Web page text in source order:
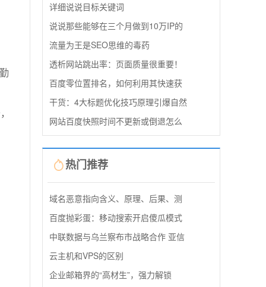
详细说说目标关键词
说说那些能够在三个月做到10万IP的
流量为王是SEO思维的毒药
透析网站跳出率：页面质量很重要！
百度零位置排名，如何利用其快速获
干货：4大标题优化技巧原理引爆自然
网站百度快照时间不更新或倒退怎么
热门推荐
域名恶意指向含义、原理、后果、测
百度抛彩蛋：移动搜索开启傻瓜模式
中联数据与乌兰察布市战略合作 亚信
云主机和VPS的区别
企业邮箱界的“高材生”，强力解锁